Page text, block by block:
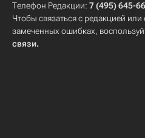
Телефон Редакции: 7 (495) 645-
Чтобы связаться с редакцией
замеченных ошибках,
связи.